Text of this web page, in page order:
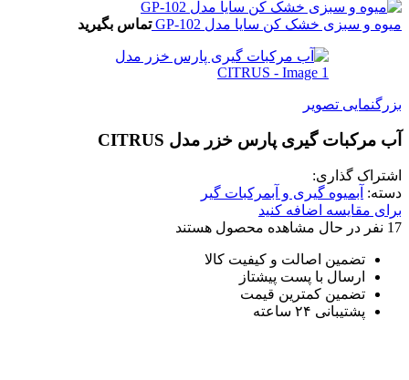
میوه و سبزی خشک کن سایا مدل GP-102 تماس بگیرید
بزرگنمایی تصویر
آب مرکبات گیری پارس خزر مدل CITRUS
اشتراک گذاری:
دسته: آبمیوه گیری و آبمرکبات گیر
برای مقایسه اضافه کنید
17 نفر در حال مشاهده محصول هستند
تضمین اصالت و کیفیت کالا
ارسال با پست پیشتاز
تضمین کمترین قیمت
پشتیبانی ۲۴ ساعته